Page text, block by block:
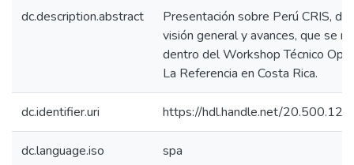
dc.description.abstract
Presentación sobre Perú CRIS,
visión general y avances, que se
dentro del Workshop Técnico
La Referencia en Costa Rica.
dc.identifier.uri https://hdl.handle.net/
dc.language.iso spa